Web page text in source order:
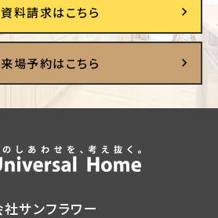
資料請求はこちら
来場予約はこちら
サンフラワー